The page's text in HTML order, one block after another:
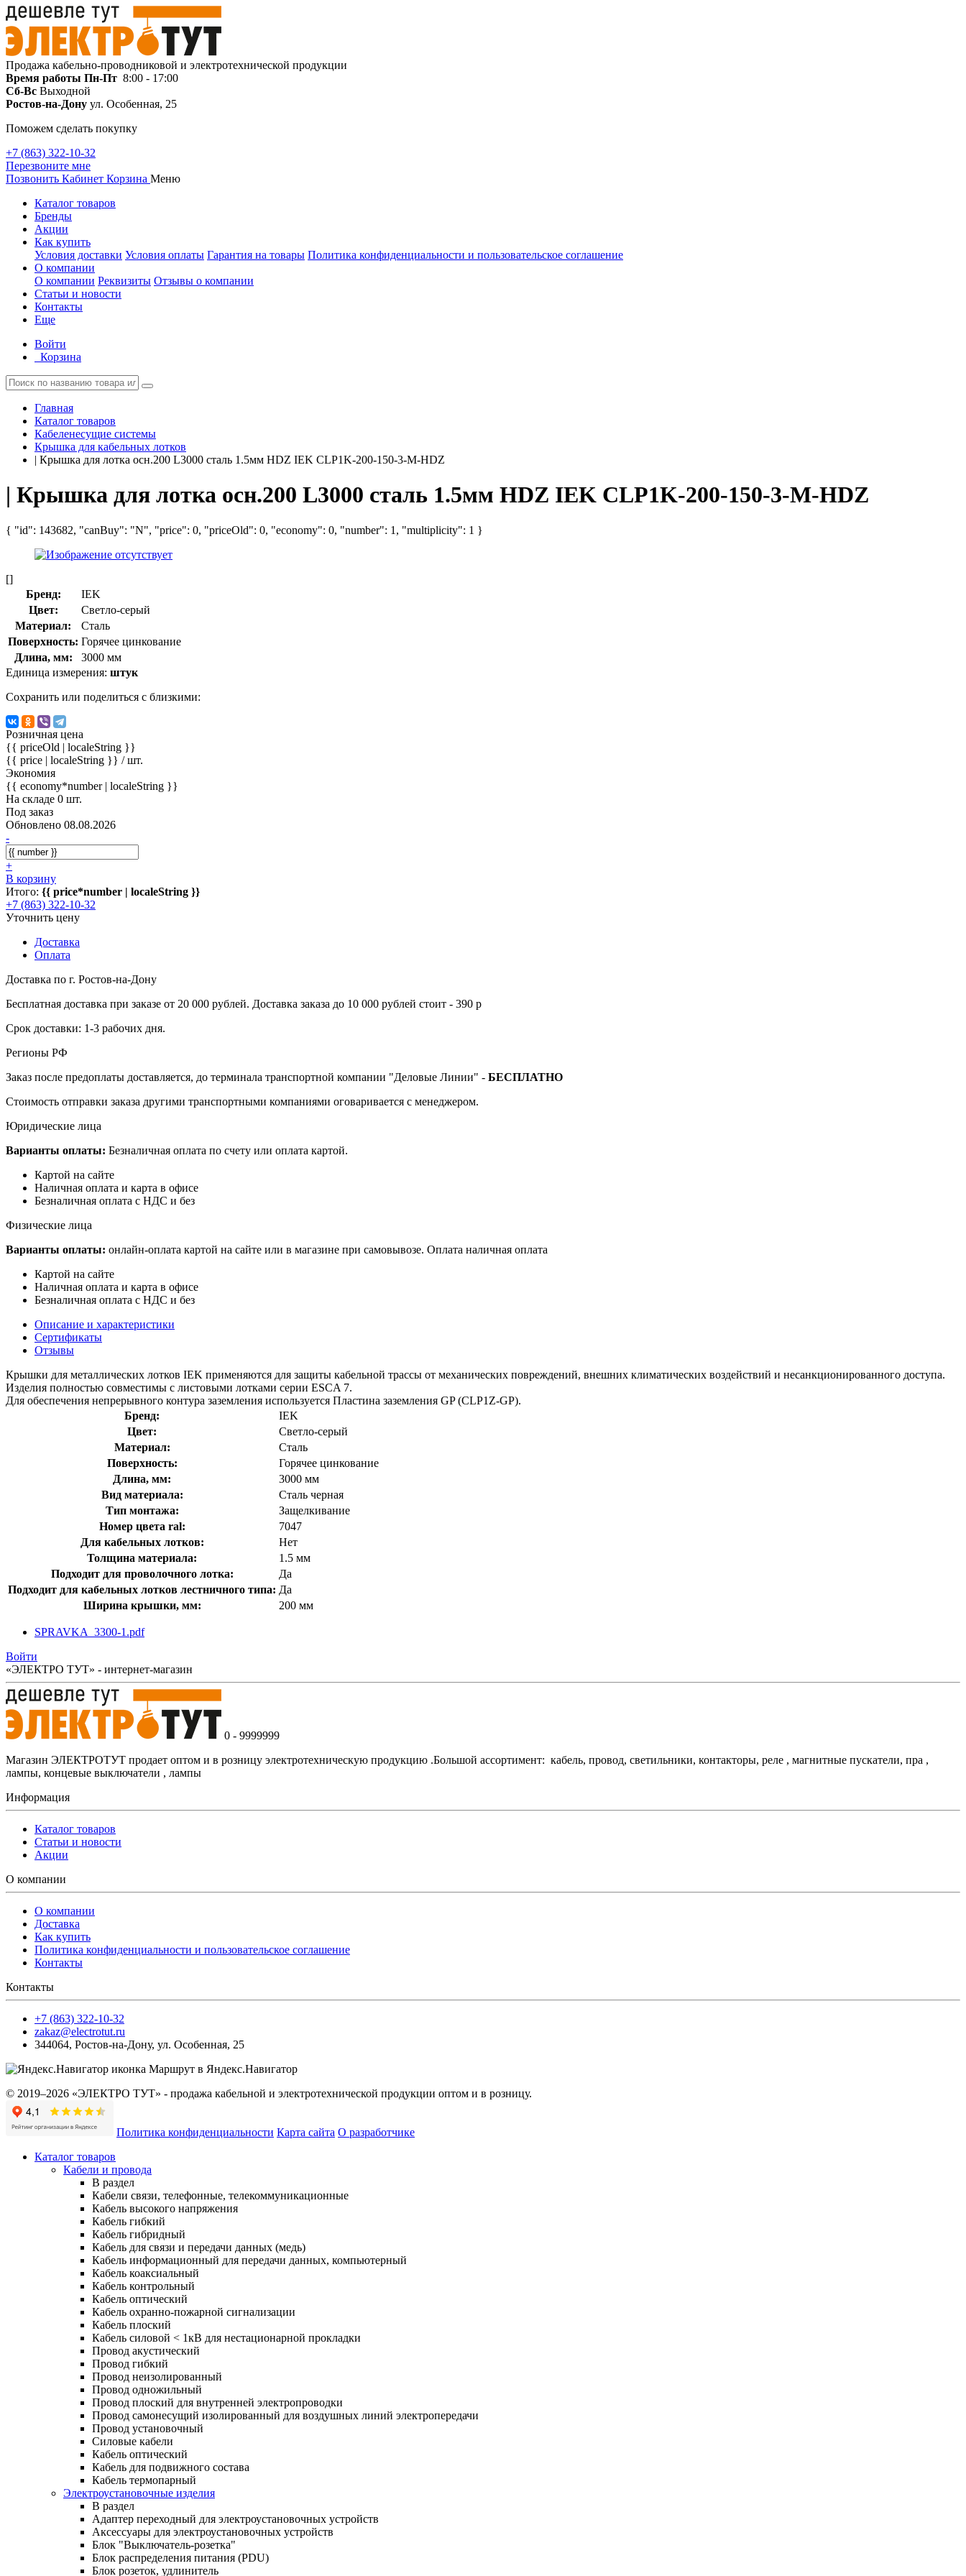
Продажа кабельно-проводниковой и электротехнической продукции
Время работы Пн-Пт 8:00 - 17:00
Сб-Вс Выходной
Ростов-на-Дону ул. Особенная, 25
Поможем сделать покупку
+7 (863) 322-10-32
Перезвоните мне
Позвонить Кабинет Корзина Меню
Каталог товаров
Бренды
Акции
Как купить
Условия доставки Условия оплаты Гарантия на товары Политика конфиденциальности и пользовательское соглашение
О компании
О компании Реквизиты Отзывы о компании
Статьи и новости
Контакты
Еще
Войти
Корзина
Главная
Каталог товаров
Кабеленесущие системы
Крышка для кабельных лотков
| Крышка для лотка осн.200 L3000 сталь 1.5мм HDZ IEK CLP1K-200-150-3-M-HDZ
| Крышка для лотка осн.200 L3000 сталь 1.5мм HDZ IEK CLP1K-200-150-3-M-HDZ
{ "id": 143682, "canBuy": "N", "price": 0, "priceOld": 0, "economy": 0, "number": 1, "multiplicity": 1 }
[]
Бренд:
IEK
Цвет:
Светло-серый
Материал:
Сталь
Поверхность: Горячее цинкование
Длина, мм:
3000 мм
Единица измерения: штук
Сохранить или поделиться с близкими:
Розничная цена
{{ priceOld | localeString }}
{{ price | localeString }} / шт.
Экономия
{{ economy*number | localeString }}
На складе 0 шт.
Под заказ
Обновлено 08.08.2026
-
+
В корзину
Итого: {{ price*number | localeString }}
+7 (863) 322-10-32
Уточнить цену
Доставка
Оплата
Доставка по г. Ростов-на-Дону
Бесплатная доставка при заказе от 20 000 рублей. Доставка заказа до 10 000 рублей стоит - 390 р
Срок доставки: 1-3 рабочих дня.
Регионы РФ
Заказ после предоплаты доставляется, до терминала транспортной компании "Деловые Линии" - БЕСПЛАТНО
Стоимость отправки заказа другими транспортными компаниями оговаривается с менеджером.
Юридические лица
Варианты оплаты: Безналичная оплата по счету или оплата картой.
Картой на сайте
Наличная оплата и карта в офисе
Безналичная оплата с НДС и без
Физические лица
Варианты оплаты: онлайн-оплата картой на сайте или в магазине при самовывозе. Оплата наличная оплата
Картой на сайте
Наличная оплата и карта в офисе
Безналичная оплата с НДС и без
Описание и характеристики
Сертификаты
Отзывы
Крышки для металлических лотков IEK применяются для защиты кабельной трассы от механических повреждений, внешних климатических воздействий и несанкционированного доступа.
Изделия полностью совместимы с листовыми лотками серии ESCA 7.
Для обеспечения непрерывного контура заземления используется Пластина заземления GP (CLP1Z-GP).
Бренд:
IEK
Цвет:
Светло-серый
Материал:
Сталь
Поверхность:
Горячее цинкование
Длина, мм:
3000 мм
Вид материала:
Сталь черная
Тип монтажа:
Защелкивание
Номер цвета ral:
7047
Для кабельных лотков:
Нет
Толщина материала:
1.5 мм
Подходит для проволочного лотка:
Да
Подходит для кабельных лотков лестничного типа: Да
Ширина крышки, мм:
200 мм
SPRAVKA_3300-1.pdf
Войти
«ЭЛЕКТРО ТУТ» - интернет-магазин
0 - 9999999
Магазин ЭЛЕКТРОТУТ продает оптом и в розницу электротехническую продукцию .Большой ассортимент: кабель, провод, светильники, контакторы, реле , магнитные пускатели, пра ,
лампы, концевые выключатели , лампы
Информация
Каталог товаров
Статьи и новости
Акции
О компании
О компании
Доставка
Как купить
Политика конфиденциальности и пользовательское соглашение
Контакты
Контакты
+7 (863) 322-10-32
zakaz@electrotut.ru
344064, Ростов-на-Дону, ул. Особенная, 25
Маршрут в Яндекс.Навигатор
© 2019–2026 «ЭЛЕКТРО ТУТ» - продажа кабельной и электротехнической продукции оптом и в розницу.
Политика конфиденциальности Карта сайта О разработчике
Каталог товаров
Кабели и провода
В раздел
Кабели связи, телефонные, телекоммуникационные
Кабель высокого напряжения
Кабель гибкий
Кабель гибридный
Кабель для связи и передачи данных (медь)
Кабель информационный для передачи данных, компьютерный
Кабель коаксиальный
Кабель контрольный
Кабель оптический
Кабель охранно-пожарной сигнализации
Кабель плоский
Кабель силовой < 1кВ для нестационарной прокладки
Провод акустический
Провод гибкий
Провод неизолированный
Провод одножильный
Провод плоский для внутренней электропроводки
Провод самонесущий изолированный для воздушных линий электропередачи
Провод установочный
Силовые кабели
Кабель оптический
Кабель для подвижного состава
Кабель термопарный
Электроустановочные изделия
В раздел
Адаптер переходный для электроустановочных устройств
Аксессуары для электроустановочных устройств
Блок "Выключатель-розетка"
Блок распределения питания (PDU)
Блок розеток, удлинитель